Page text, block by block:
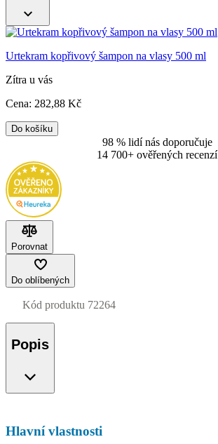
Urtekram kopřivový šampon na vlasy 500 ml
Zítra u vás
Cena: 282,88 Kč
Do košíku
98 % lidí nás doporučuje
14 700+ ověřených recenzí
Porovnat
Do oblíbených
Kód produktu 72264
Popis
Hlavní vlastnosti